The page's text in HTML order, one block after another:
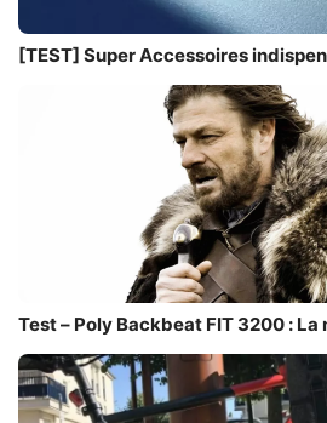
[TEST] Super Accessoires
Test – Poly Backbeat FIT 3200 :